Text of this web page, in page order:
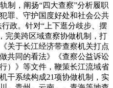
制，阐扬“四大查察”分析履职
罪、守护国度好处和社会公共
政。针对“上下逛分歧步、摆
完美跨区域查察协做机制，打
关于长江经济带查察机关打点
共同的看法》《查察公益诉讼
）》等文件，鞭策长江流域省
干系续构成21项协做机制，实